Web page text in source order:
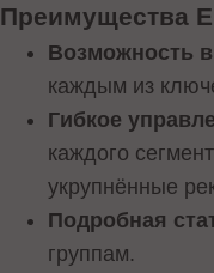
Преимущества
Возможность
каждым из
Гибкое
каждого
укрупнённые
Подробная
группам.